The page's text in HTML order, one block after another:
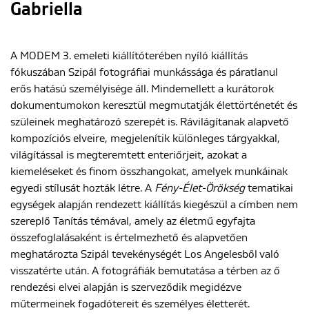
Gabriella
A MODEM 3. emeleti kiállítóterében nyíló kiállítás
fókuszában Szipál fotográfiai munkássága és páratlanul
erős hatású személyisége áll. Mindemellett a kurátorok
dokumentumokon keresztül megmutatják élettörténetét és
szüleinek meghatározó szerepét is. Rávilágítanak alapvető
kompozíciós elveire, megjelenítik különleges tárgyakkal,
világítással is megteremtett enteriőrjeit, azokat a
kiemeléseket és finom összhangokat, amelyek munkáinak
egyedi stílusát hozták létre. A Fény-Élet-Örökségtematikai
egységek alapján rendezett kiállítás kiegészül a címben nem
szereplő Tanítás témával, amely az életmű egyfajta
összefoglalásaként is értelmezhető és alapvetően
meghatározta Szipál tevekénységét Los Angelesből való
visszatérte után. A fotográfiák bemutatása a térben az ő
rendezési elvei alapján is szerveződik megidézve
műtermeinek fogadótereit és személyes életterét.